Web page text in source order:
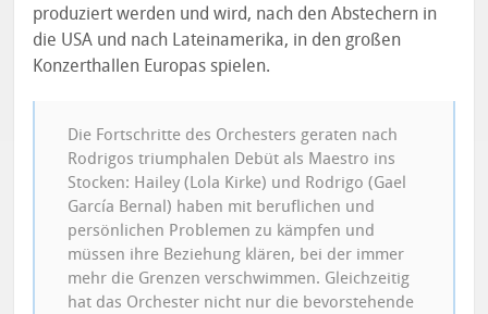
produziert werden und wird, nach den Abstechern in
die USA und nach Lateinamerika, in den großen
Konzerthallen Europas spielen.
Die Fortschritte des Orchesters geraten nach
Rodrigos triumphalen Debüt als Maestro ins
Stocken: Hailey (Lola Kirke) und Rodrigo (Gael
García Bernal) haben mit beruflichen und
persönlichen Problemen zu kämpfen und
müssen ihre Beziehung klären, bei der immer
mehr die Grenzen verschwimmen. Gleichzeitig
hat das Orchester nicht nur die bevorstehende